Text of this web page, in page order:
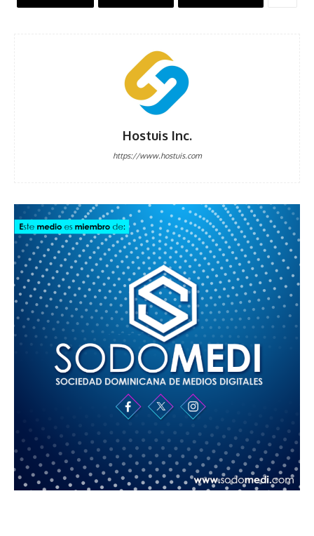
Hostuis Inc.
https://www.hostuis.com